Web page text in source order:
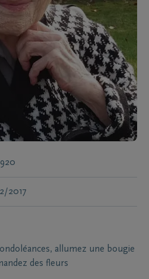
2017
allumez une bougie
des fleurs